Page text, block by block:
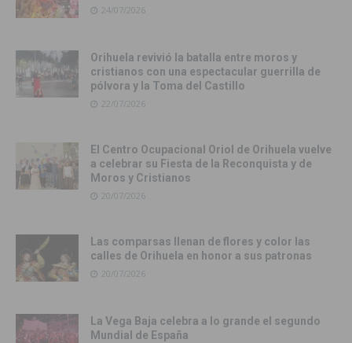
24/07/2026
Orihuela revivió la batalla entre moros y
cristianos con una espectacular guerrilla de
pólvora y la Toma del Castillo
22/07/2026
El Centro Ocupacional Oriol de Orihuela vuelve
a celebrar su Fiesta de la Reconquista y de
Moros y Cristianos
20/07/2026
Las comparsas llenan de flores y color las
calles de Orihuela en honor a sus patronas
20/07/2026
La Vega Baja celebra a lo grande el segundo
Mundial de España